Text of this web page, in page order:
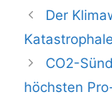
Beitrags-
Navigation
Der
CO2-
höchsten